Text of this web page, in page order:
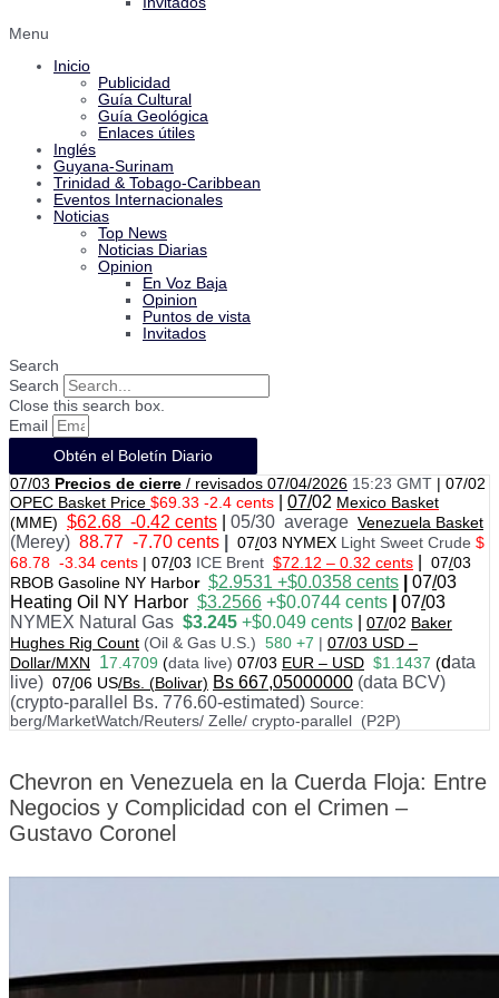
Menu
Inicio
Publicidad
Guía Cultural
Guía Geológica
Enlaces útiles
Inglés
Guyana-Surinam
Trinidad & Tobago-Caribbean
Eventos Internacionales
Noticias
Top News
Noticias Diarias
Opinion
En Voz Baja
Opinion
Puntos de vista
Invitados
Search
Search
Close this search box.
Email
Obtén el Boletín Diario
07/03 Precios de cierre / revisados 07/04/2026 15:23 GMT | 07/02
OPEC Basket Price $69.33 -2.4 cents 07/02 Mexico Basket
(MME) $62.68 -0.42 cents 05/30 average Venezuela Basket
(Merey) 88.77 -7.70 cents 07/03 NYMEX Light Sweet Crude $
68.78 -3.34 cents | 07/03 ICE Brent $72.12 – 0.32 cents 07/03
RBOB Gasoline NY Harbor $2.9531 +$0.0358 cents 07/03
Heating Oil NY Harbor $3.2566 +$0.0744 cents 07/03
NYMEX Natural Gas $3.245 +$0.049 cents 07/02 Baker
Hughes Rig Count (Oil & Gas U.S.) 580 +7 | 07/03 USD –
Dollar/MXN
17.4709 (data live) 07/03 EUR – USD $1.1437 (data
live) 07/06 US/Bs. (Bolivar) Bs 667,05000000 (data BCV)
(crypto-parallel Bs. 776.60-estimated) Source:
berg/MarketWatch/Reuters/ Zelle/ crypto-parallel (P2P)
Chevron en Venezuela en la Cuerda Floja: Entre
Negocios y Complicidad con el Crimen –
Gustavo Coronel